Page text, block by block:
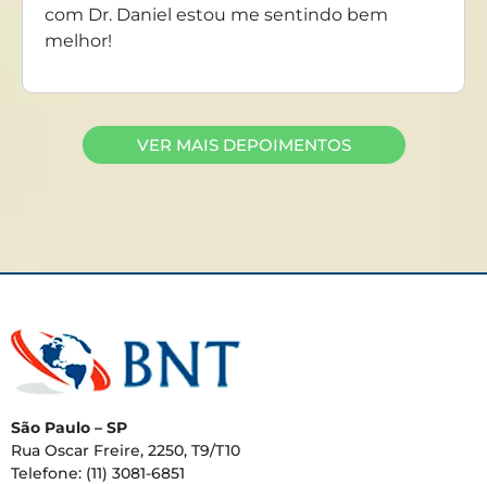
com Dr. Daniel estou me sentindo bem
melhor!
VER MAIS DEPOIMENTOS
São Paulo – SP
Rua Oscar Freire, 2250, T9/T10
Telefone: (11) 3081-6851